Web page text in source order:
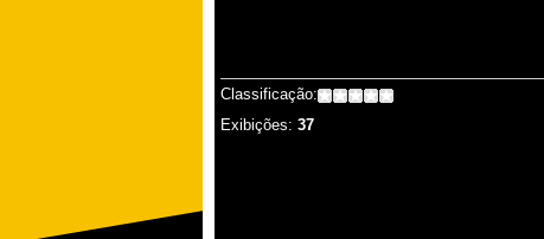
Classificação:
Exibições: 37